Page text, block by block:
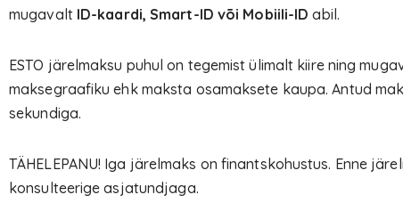
mugavalt ID-kaardi, Smart-ID või Mobiili-ID abil.
ESTO järelmaksu puhul on tegemist ülimalt kiire ning
maksegraafiku ehk maksta osamaksete kaupa. Antud
sekundiga.
TÄHELEPANU! Iga järelmaks on finantskohustus. Enne
konsulteerige asjatundjaga.